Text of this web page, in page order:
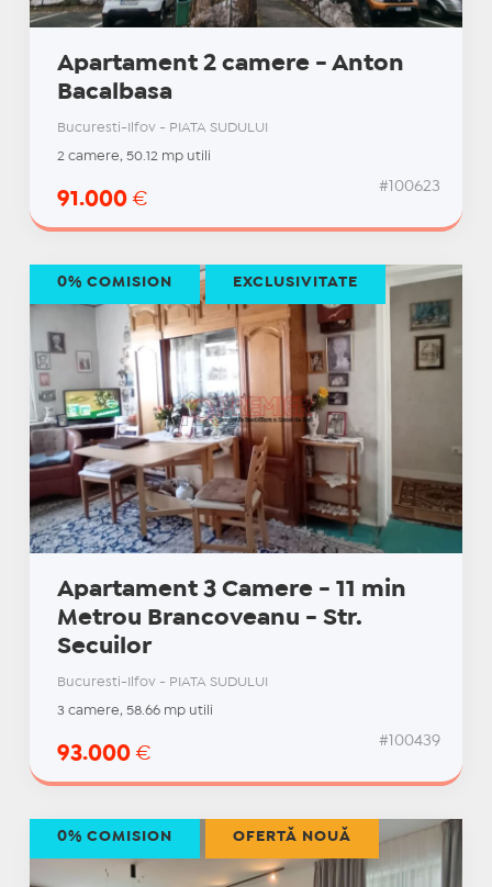
Apartament 2 camere - Anton
Bacalbasa
Bucuresti-Ilfov - PIATA SUDULUI
2 camere, 50.12 mp utili
91.000 €
#100623
Apartament 3 Camere - 11 min
Metrou Brancoveanu - Str.
Secuilor
Bucuresti-Ilfov - PIATA SUDULUI
3 camere, 58.66 mp utili
93.000 €
#100439
0% COMISION EXCLUSIVITATE
0% COMISION OFERTĂ NOUĂ